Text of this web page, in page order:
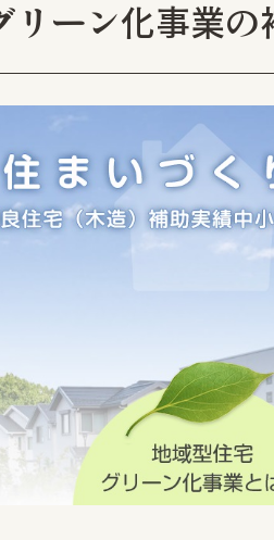
0258-25-2401
025-
リーン化事業の